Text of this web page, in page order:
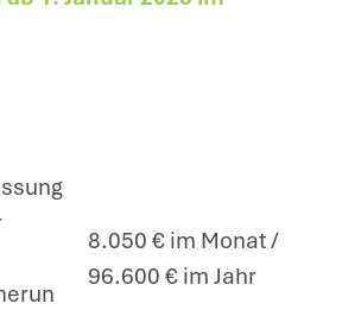
8.050 € im Monat /
96.600 € im Jahr